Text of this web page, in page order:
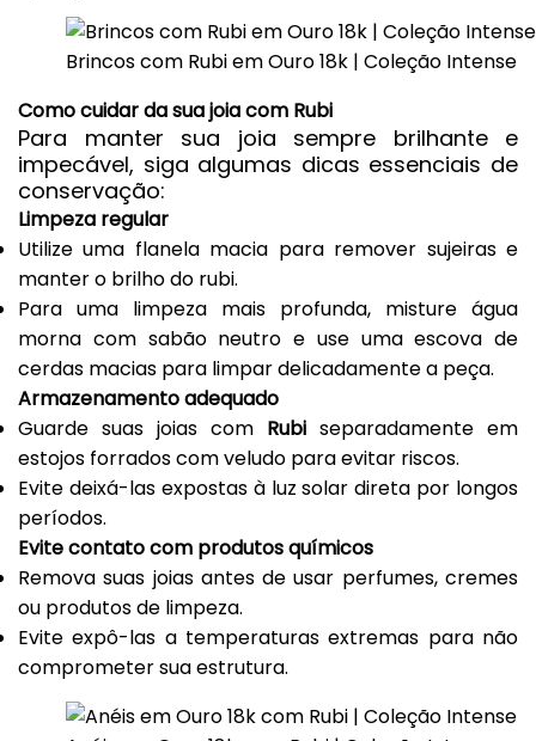
Brincos com Rubi em Ouro 18k | Coleção Intense
Como cuidar da sua joia com Rubi
Para manter sua joia sempre brilhante e
impecável, siga algumas dicas essenciais de
conservação:
Limpeza regular
Utilize uma flanela macia para remover sujeiras e
manter o brilho do rubi.
Para uma limpeza mais profunda, misture água
morna com sabão neutro e use uma escova de
cerdas macias para limpar delicadamente a peça.
Armazenamento adequado
Guarde suas joias com Rubi separadamente em
estojos forrados com veludo para evitar riscos.
Evite deixá-las expostas à luz solar direta por longos
períodos.
Evite contato com produtos químicos
Remova suas joias antes de usar perfumes, cremes
ou produtos de limpeza.
Evite expô-las a temperaturas extremas para não
comprometer sua estrutura.